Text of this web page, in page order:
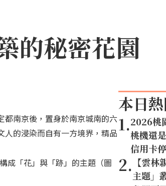
的秘密花園
都南京後，置身於南京城南的六
的浸染而自有一方境界，精品
成「花」與「跡」的主題（圖
本日
1.2026桃
桃機還
信用卡
2. 【雲
主題」